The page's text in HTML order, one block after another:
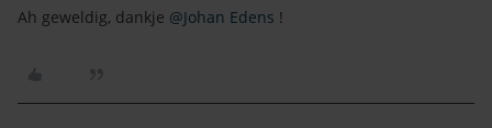
Ah geweldig, dankje ​ @Johan Edens !